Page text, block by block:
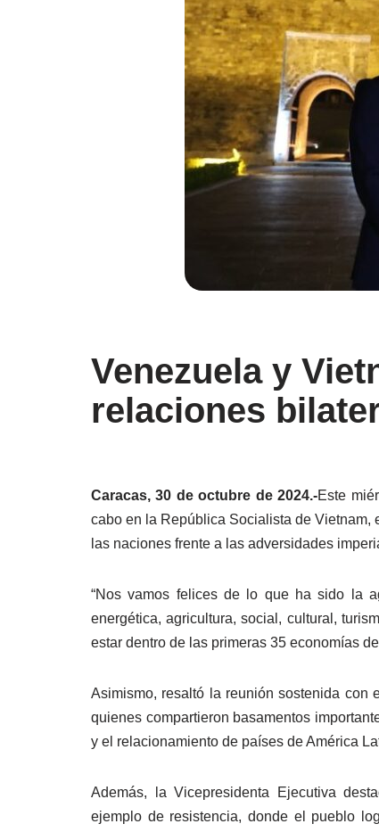
Venezuela y
relaciones
Caracas, 30 de octubre de 2024.-Este
cabo en la República Socialista de
las naciones frente a las adversidades
“Nos vamos felices de lo que ha sido la
energética, agricultura, social, cultural,
estar dentro de las primeras 35 economías
Asimismo, resaltó la reunión sostenida con
quienes compartieron basamentos
y el relacionamiento de países de América
Además, la Vicepresidenta Ejecutiva
ejemplo de resistencia, donde el pueblo